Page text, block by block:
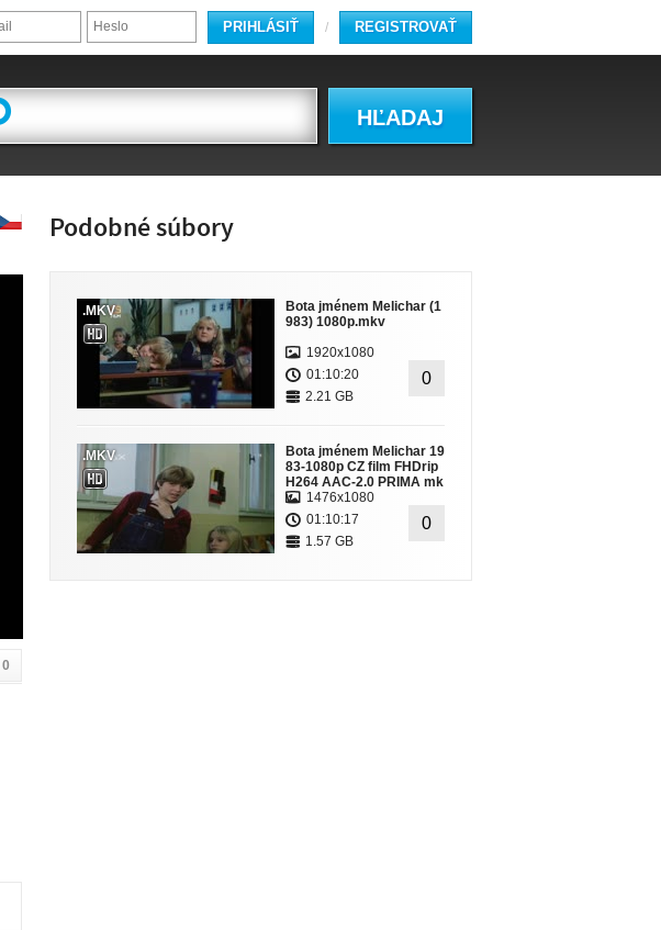
/
PRIHLÁSIŤ REGISTROVAŤ
HĽADAJ
0
Podobné súbory
.MKV
Bota jménem Melichar (1
983) 1080p.mkv
1920x1080
01:10:20
2.21 GB
0
.MKV
Bota jménem Melichar 19
83-1080p CZ film FHDrip
H264 AAC-2.0 PRIMA mk
v
1476x1080
01:10:17
1.57 GB
0